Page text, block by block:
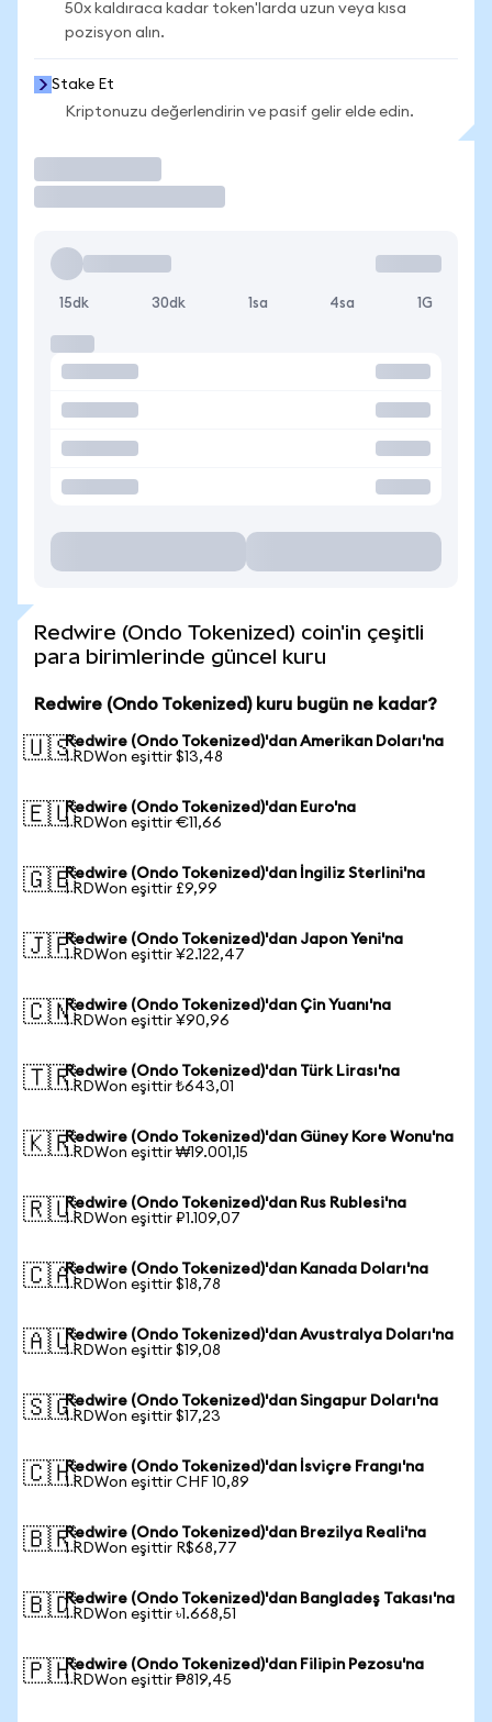
50x kaldıraca kadar token'larda uzun veya kısa
pozisyon alın.
Stake Et
Kriptonuzu değerlendirin ve pasif gelir elde edin.
15dk 30dk 1sa 4sa 1G
Redwire (Ondo Tokenized) coin'in çeşitli
para birimlerinde güncel kuru
Redwire (Ondo Tokenized) kuru bugün ne kadar?
🇺🇸Redwire (Ondo Tokenized)'dan Amerikan Doları'na
1 RDWon eşittir $13,48
🇪🇺Redwire (Ondo Tokenized)'dan Euro'na
1 RDWon eşittir €11,66
🇬🇧Redwire (Ondo Tokenized)'dan İngiliz Sterlini'na
1 RDWon eşittir £9,99
🇯🇵Redwire (Ondo Tokenized)'dan Japon Yeni'na
1 RDWon eşittir ¥2.122,47
🇨🇳Redwire (Ondo Tokenized)'dan Çin Yuanı'na
1 RDWon eşittir ¥90,96
🇹🇷Redwire (Ondo Tokenized)'dan Türk Lirası'na
1 RDWon eşittir ₺643,01
🇰🇷Redwire (Ondo Tokenized)'dan Güney Kore Wonu'na
1 RDWon eşittir ₩19.001,15
🇷🇺Redwire (Ondo Tokenized)'dan Rus Rublesi'na
1 RDWon eşittir ₽1.109,07
🇨🇦Redwire (Ondo Tokenized)'dan Kanada Doları'na
1 RDWon eşittir $18,78
🇦🇺Redwire (Ondo Tokenized)'dan Avustralya Doları'na
1 RDWon eşittir $19,08
🇸🇬Redwire (Ondo Tokenized)'dan Singapur Doları'na
1 RDWon eşittir $17,23
🇨🇭Redwire (Ondo Tokenized)'dan İsviçre Frangı'na
1 RDWon eşittir CHF 10,89
🇧🇷Redwire (Ondo Tokenized)'dan Brezilya Reali'na
1 RDWon eşittir R$68,77
🇧🇩Redwire (Ondo Tokenized)'dan Bangladeş Takası'na
1 RDWon eşittir ৳1.668,51
🇵🇭Redwire (Ondo Tokenized)'dan Filipin Pezosu'na
1 RDWon eşittir ₱819,45